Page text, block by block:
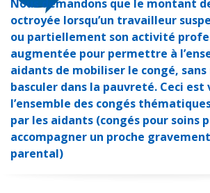
Nous demandons que le montant
octroyée lorsqu’un travailleur
ou partiellement son activité
augmentée pour permettre à
aidants de mobiliser le congé, sans
basculer dans la pauvreté. Ceci est
l’ensemble des congés
par les aidants (congés pour soins
accompagner un proche
parental)